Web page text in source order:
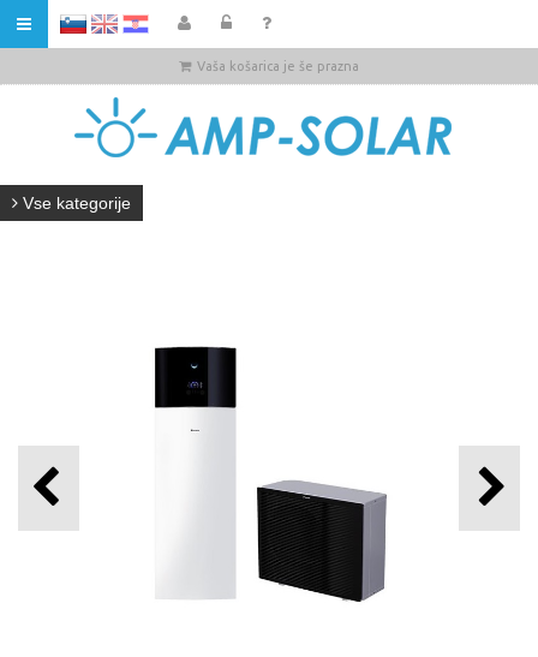
HR
Vaša košarica je še prazna
Vse kategorije